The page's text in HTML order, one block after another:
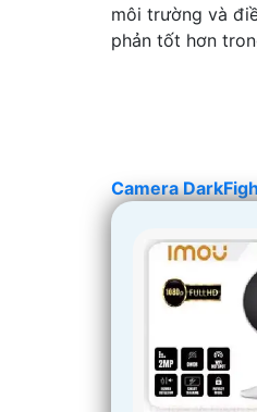
môi trường và
phản tốt hơn
Camera